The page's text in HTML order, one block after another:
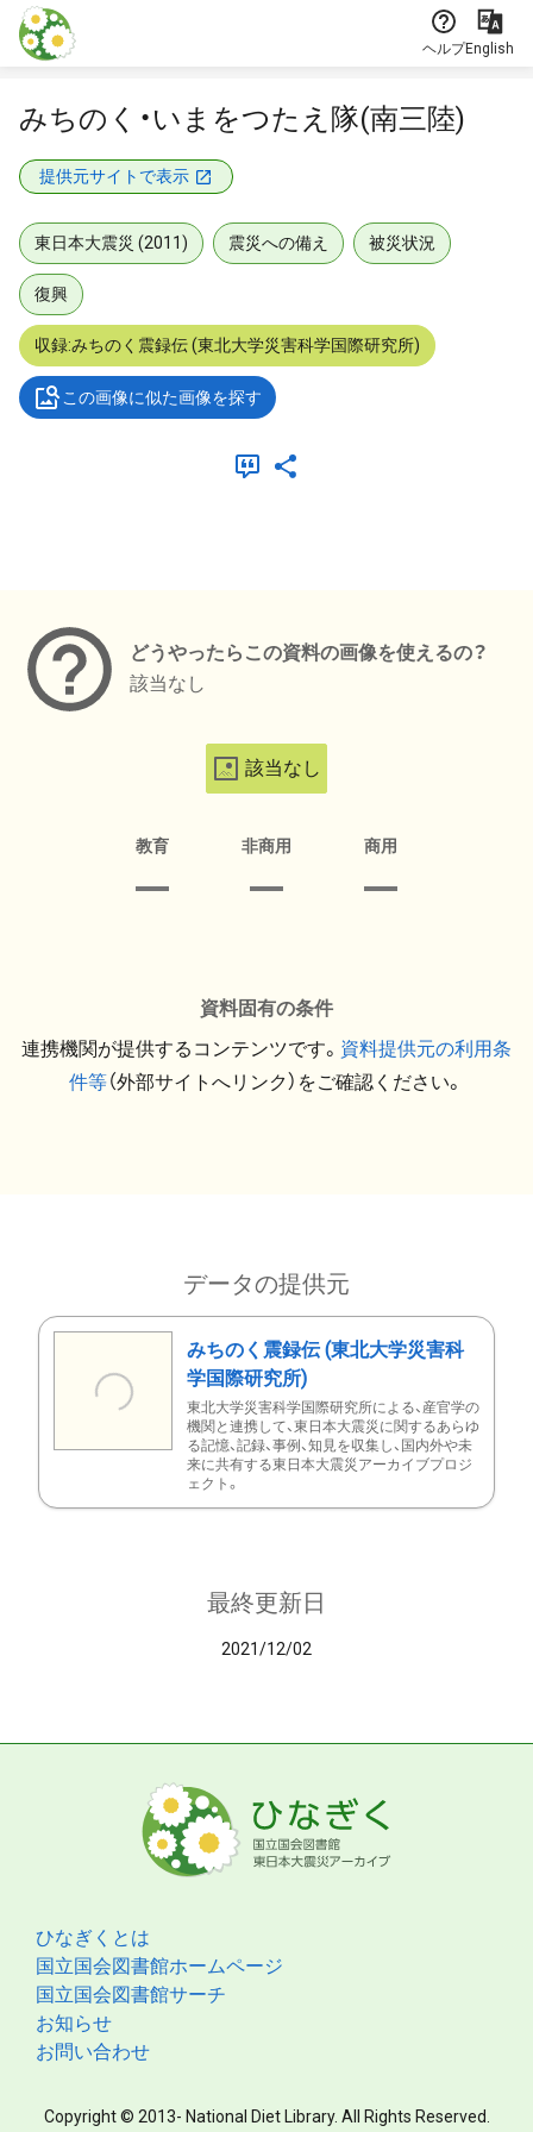
本文に飛ぶ
ヘルプEnglish
みちのく・いまをつたえ隊(南三陸)
提供元サイトで表示
東日本大震災 (2011) 震災への備え 被災状況
復興
収録:みちのく震録伝 (東北大学災害科学国際研究所)
この画像に似た画像を探す
どうやったらこの資料の画像を使えるの？
該当なし
該当なし
教育 非商用 商用
資料固有の条件
連携機関が提供するコンテンツです。 資料提供元の利用条
件等（外部サイトへリンク）をご確認ください。
データの提供元
みちのく震録伝 (東北大学災害科
学国際研究所)
東北大学災害科学国際研究所による、産官学の
機関と連携して、東日本大震災に関するあらゆ
る記憶、記録、事例、知見を収集し、国内外や未
来に共有する東日本大震災アーカイブプロジ
ェクト。
最終更新日
2021/12/02
ひなぎくとは
国立国会図書館ホームページ
国立国会図書館サーチ
お知らせ
お問い合わせ
Copyright © 2013- National Diet Library. All Rights Reserved.